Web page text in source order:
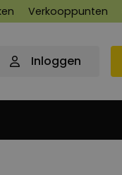
Verkooppunten
Inloggen